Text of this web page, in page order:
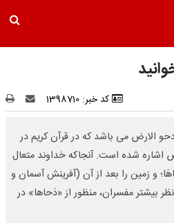
کد خبر: 1398710
دحو الارض می باشد که در قرآن کریم در
اشاره شده است. آنجاکه خداوند متعال
و زمین را بعد از آن (آفرینش آسمان و
بیشتر مفسران، منظور از «دَحاها» در